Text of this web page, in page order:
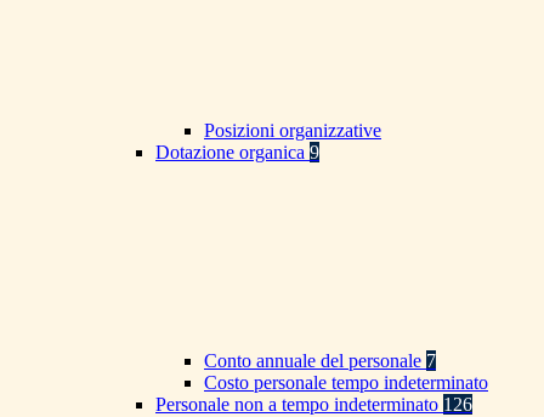
Posizioni organizzative
Dotazione organica 9
Conto annuale del personale 7
Costo personale tempo indeterminato
Personale non a tempo indeterminato 126